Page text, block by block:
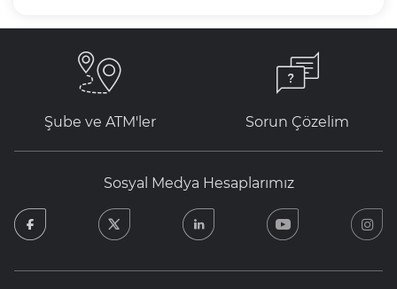
Şube ve ATM'ler Sorun Çözelim
Sosyal Medya Hesaplarımız
facebook